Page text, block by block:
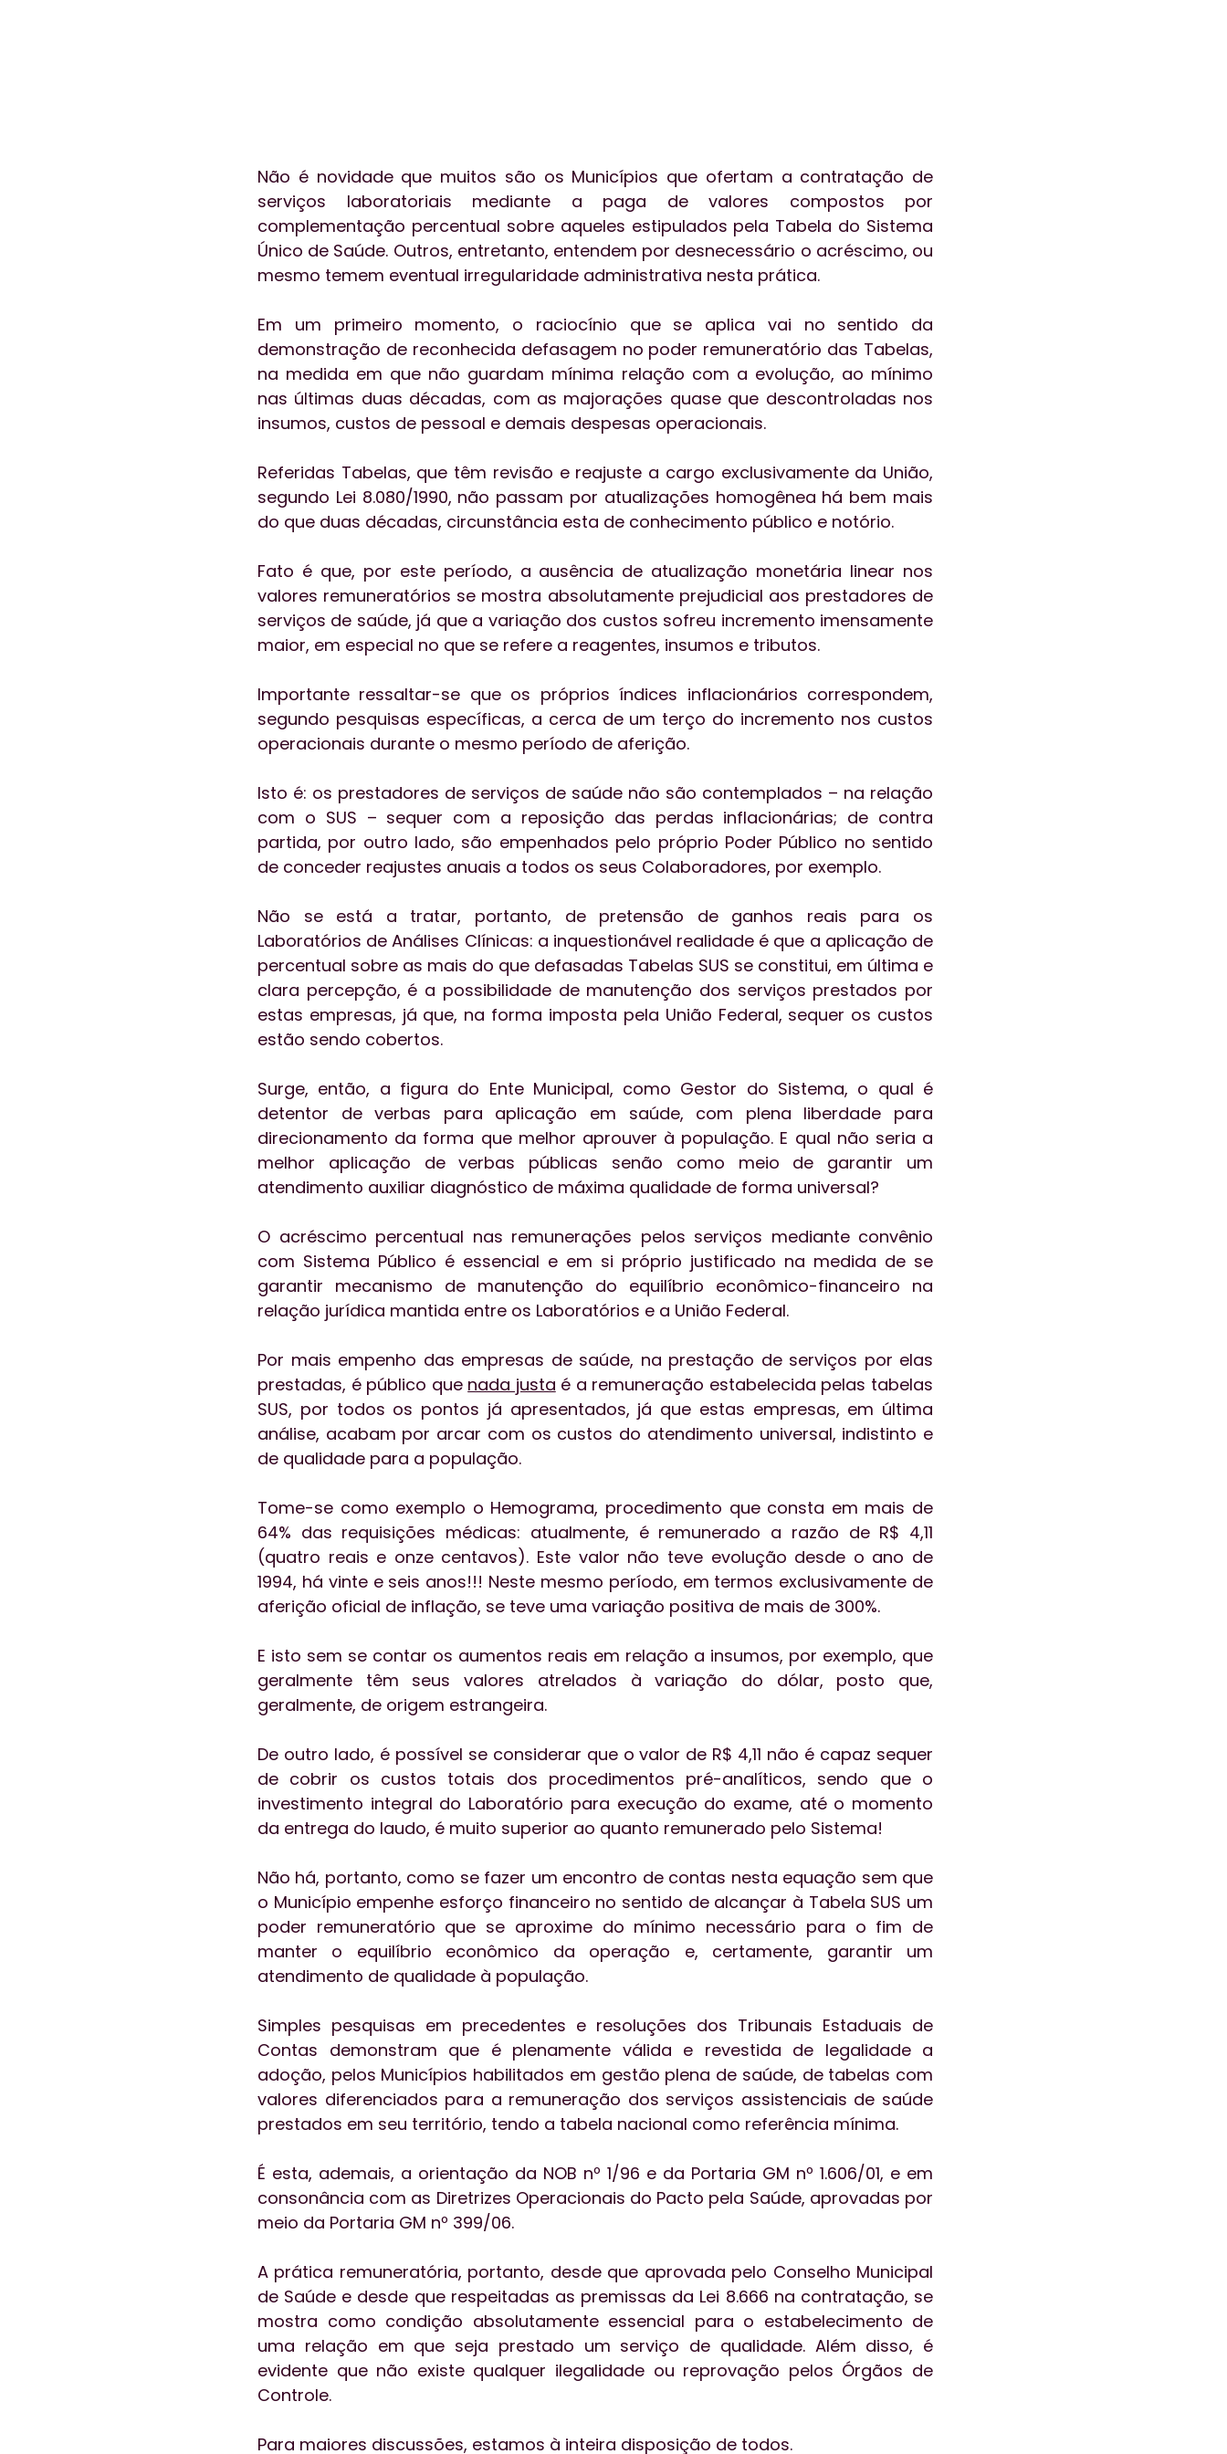
Não é novidade que muitos são os Municípios que ofertam a contratação de
serviços laboratoriais mediante a paga de valores compostos por
complementação percentual sobre aqueles estipulados pela Tabela do Sistema
Único de Saúde. Outros, entretanto, entendem por desnecessário o acréscimo, ou
mesmo temem eventual irregularidade administrativa nesta prática.
Em um primeiro momento, o raciocínio que se aplica vai no sentido da
demonstração de reconhecida defasagem no poder remuneratório das Tabelas,
na medida em que não guardam mínima relação com a evolução, ao mínimo
nas últimas duas décadas, com as majorações quase que descontroladas nos
insumos, custos de pessoal e demais despesas operacionais.
Referidas Tabelas, que têm revisão e reajuste a cargo exclusivamente da União,
segundo Lei 8.080/1990, não passam por atualizações homogênea há bem mais
do que duas décadas, circunstância esta de conhecimento público e notório.
Fato é que, por este período, a ausência de atualização monetária linear nos
valores remuneratórios se mostra absolutamente prejudicial aos prestadores de
serviços de saúde, já que a variação dos custos sofreu incremento imensamente
maior, em especial no que se refere a reagentes, insumos e tributos.
Importante ressaltar-se que os próprios índices inflacionários correspondem,
segundo pesquisas específicas, a cerca de um terço do incremento nos custos
operacionais durante o mesmo período de aferição.
Isto é: os prestadores de serviços de saúde não são contemplados – na relação
com o SUS – sequer com a reposição das perdas inflacionárias; de contra
partida, por outro lado, são empenhados pelo próprio Poder Público no sentido
de conceder reajustes anuais a todos os seus Colaboradores, por exemplo.
Não se está a tratar, portanto, de pretensão de ganhos reais para os
Laboratórios de Análises Clínicas: a inquestionável realidade é que a aplicação de
percentual sobre as mais do que defasadas Tabelas SUS se constitui, em última e
clara percepção, é a possibilidade de manutenção dos serviços prestados por
estas empresas, já que, na forma imposta pela União Federal, sequer os custos
estão sendo cobertos.
Surge, então, a figura do Ente Municipal, como Gestor do Sistema, o qual é
detentor de verbas para aplicação em saúde, com plena liberdade para
direcionamento da forma que melhor aprouver à população. E qual não seria a
melhor aplicação de verbas públicas senão como meio de garantir um
atendimento auxiliar diagnóstico de máxima qualidade de forma universal?
O acréscimo percentual nas remunerações pelos serviços mediante convênio
com Sistema Público é essencial e em si próprio justificado na medida de se
garantir mecanismo de manutenção do equilíbrio econômico-financeiro na
relação jurídica mantida entre os Laboratórios e a União Federal.
Por mais empenho das empresas de saúde, na prestação de serviços por elas
prestadas, é público que nada justa é a remuneração estabelecida pelas tabelas
SUS, por todos os pontos já apresentados, já que estas empresas, em última
análise, acabam por arcar com os custos do atendimento universal, indistinto e
de qualidade para a população.
Tome-se como exemplo o Hemograma, procedimento que consta em mais de
64% das requisições médicas: atualmente, é remunerado a razão de R$ 4,11
(quatro reais e onze centavos). Este valor não teve evolução desde o ano de
1994, há vinte e seis anos!!! Neste mesmo período, em termos exclusivamente de
aferição oficial de inflação, se teve uma variação positiva de mais de 300%.
E isto sem se contar os aumentos reais em relação a insumos, por exemplo, que
geralmente têm seus valores atrelados à variação do dólar, posto que,
geralmente, de origem estrangeira.
De outro lado, é possível se considerar que o valor de R$ 4,11 não é capaz sequer
de cobrir os custos totais dos procedimentos pré-analíticos, sendo que o
investimento integral do Laboratório para execução do exame, até o momento
da entrega do laudo, é muito superior ao quanto remunerado pelo Sistema!
Não há, portanto, como se fazer um encontro de contas nesta equação sem que
o Município empenhe esforço financeiro no sentido de alcançar à Tabela SUS um
poder remuneratório que se aproxime do mínimo necessário para o fim de
manter o equilíbrio econômico da operação e, certamente, garantir um
atendimento de qualidade à população.
Simples pesquisas em precedentes e resoluções dos Tribunais Estaduais de
Contas demonstram que é plenamente válida e revestida de legalidade a
adoção, pelos Municípios habilitados em gestão plena de saúde, de tabelas com
valores diferenciados para a remuneração dos serviços assistenciais de saúde
prestados em seu território, tendo a tabela nacional como referência mínima.
É esta, ademais, a orientação da NOB nº 1/96 e da Portaria GM nº 1.606/01, e em
consonância com as Diretrizes Operacionais do Pacto pela Saúde, aprovadas por
meio da Portaria GM nº 399/06.
A prática remuneratória, portanto, desde que aprovada pelo Conselho Municipal
de Saúde e desde que respeitadas as premissas da Lei 8.666 na contratação, se
mostra como condição absolutamente essencial para o estabelecimento de
uma relação em que seja prestado um serviço de qualidade. Além disso, é
evidente que não existe qualquer ilegalidade ou reprovação pelos Órgãos de
Controle.
Para maiores discussões, estamos à inteira disposição de todos.